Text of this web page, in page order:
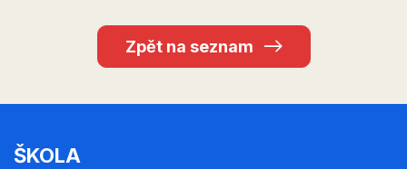
Zpět na seznam
ŠKOLA